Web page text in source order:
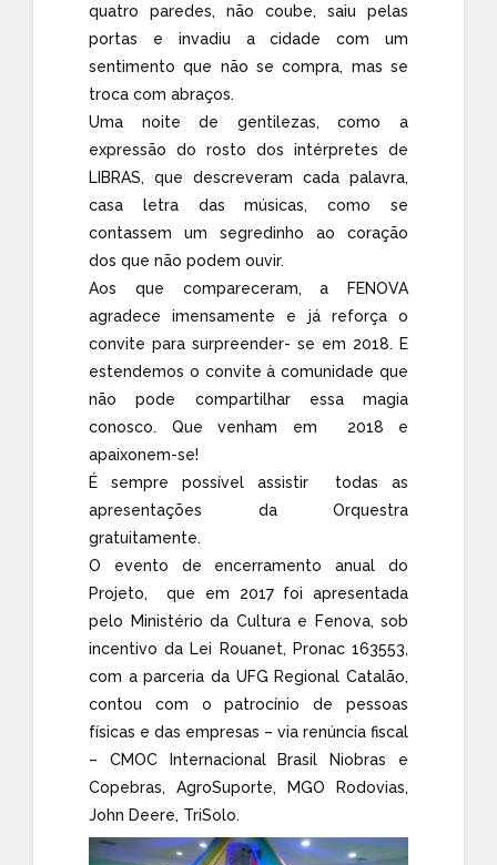
quatro paredes, não coube, saiu pelas
portas e invadiu a cidade com um
sentimento que não se compra, mas se
troca com abraços.
Uma noite de gentilezas, como a
expressão do rosto dos intérpretes de
LIBRAS, que descreveram cada palavra,
casa letra das músicas, como se
contassem um segredinho ao coração
dos que não podem ouvir.
Aos que compareceram, a FENOVA
agradece imensamente e já reforça o
convite para surpreender- se em 2018. E
estendemos o convite à comunidade que
não pode compartilhar essa magia
conosco. Que venham em 2018 e
apaixonem-se!
É sempre possível assistir todas as
apresentações da Orquestra
gratuitamente.
O evento de encerramento anual do
Projeto, que em 2017 foi apresentada
pelo Ministério da Cultura e Fenova, sob
incentivo da Lei Rouanet, Pronac 163553,
com a parceria da UFG Regional Catalão,
contou com o patrocínio de pessoas
físicas e das empresas – via renúncia fiscal
– CMOC Internacional Brasil Niobras e
Copebras, AgroSuporte, MGO Rodovias,
John Deere, TriSolo.